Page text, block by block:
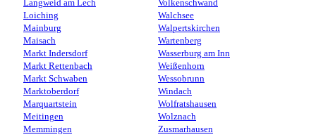
Langweid am Lech
Loiching
Mainburg
Maisach
Markt Indersdorf
Markt Rettenbach
Markt Schwaben
Marktoberdorf
Marquartstein
Meitingen
Memmingen
Volkenschwand
Walchsee
Walpertskirchen
Wartenberg
Wasserburg am Inn
Weißenhorn
Wessobrunn
Windach
Wolfratshausen
Wolznach
Zusmarhausen